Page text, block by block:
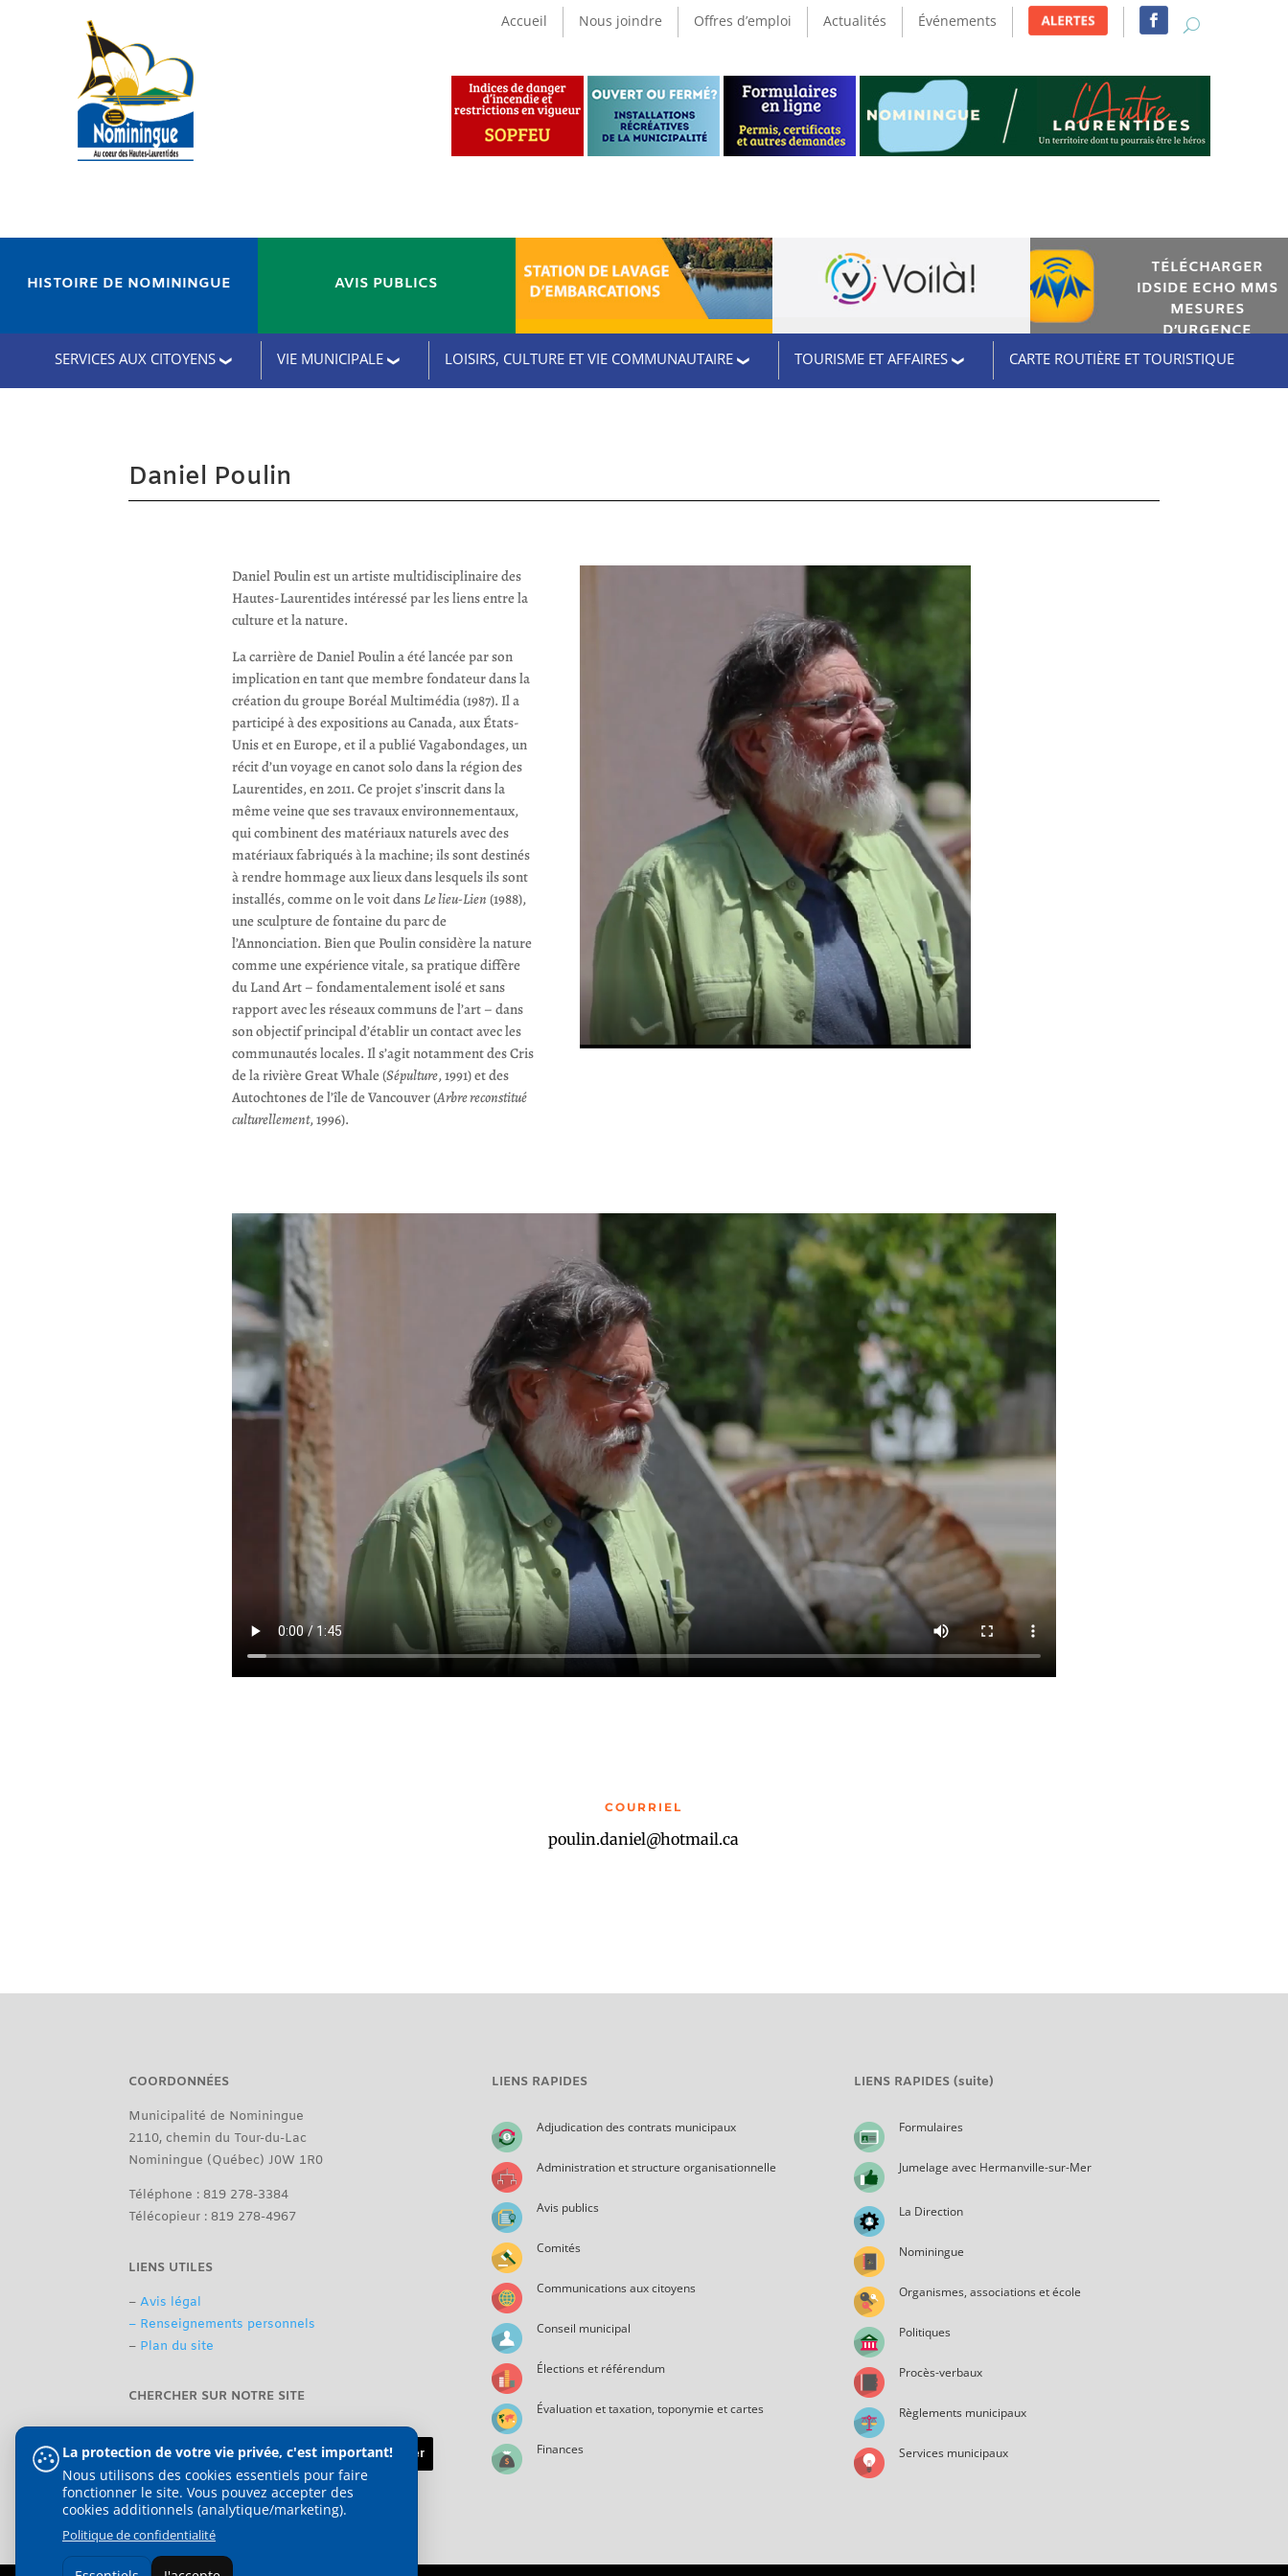
Accueil Nous joindre Offres d’emploi Actualités Événements
HISTOIRE DE NOMININGUE AVIS PUBLICS
TÉLÉCHARGER
IDSIDE ECHO MMS
MESURES
D’URGENCE
SERVICES AUX CITOYENS
VIE MUNICIPALE LOISIRS, CULTURE ET VIE COMMUNAUTAIRE TOURISME ET AFFAIRES CARTE ROUTIÈRE ET TOURISTIQUE
Daniel Poulin
Daniel Poulin est un artiste multidisciplinaire des
Hautes-Laurentides intéressé par les liens entre la
culture et la nature.
La carrière de Daniel Poulin a été lancée par son
implication en tant que membre fondateur dans la
création du groupe Boréal Multimédia (1987). Il a
participé à des expositions au Canada, aux États-
Unis et en Europe, et il a publié Vagabondages, un
récit d’un voyage en canot solo dans la région des
Laurentides, en 2011. Ce projet s’inscrit dans la
même veine que ses travaux environnementaux,
qui combinent des matériaux naturels avec des
matériaux fabriqués à la machine; ils sont destinés
à rendre hommage aux lieux dans lesquels ils sont
installés, comme on le voit dansLe lieu-Lien (1988),
une sculpture de fontaine du parc de
l’Annonciation. Bien que Poulin considère la nature
comme une expérience vitale, sa pratique diffère
du Land Art – fondamentalement isolé et sans
rapport avec les réseaux communs de l’art – dans
son objectif principal d’établir un contact avec les
communautés locales. Il s’agit notamment des Cris
de la rivière Great Whale (Sépulture, 1991) et des
Autochtones de l’île de Vancouver (Arbre reconstitué
culturellement, 1996).
COURRIEL
poulin.daniel@hotmail.ca
COORDONNÉES
Municipalité de Nominingue
2110, chemin du Tour-du-Lac
Nominingue (Québec) J0W 1R0
Téléphone : 819 278-3384
Télécopieur : 819 278-4967
LIENS UTILES
–Avis légal
– Renseignements personnels
– Plan du site
CHERCHER SUR NOTRE SITE
LIENS RAPIDES
Adjudication des contrats municipaux
Administration et structure organisationnelle
Avis publics
Comités
Communications aux citoyens
Conseil municipal
Élections et référendum
Évaluation et taxation, toponymie et cartes
Finances
LIENS RAPIDES (suite)
Formulaires
Jumelage avec Hermanville-sur-Mer
La Direction
Nominingue
Organismes, associations et école
Politiques
Procès-verbaux
Règlements municipaux
Services municipaux
La protection de votre vie privée, c'est important!
Nous utilisons des cookies essentiels pour faire
fonctionner le site. Vous pouvez accepter des
cookies additionnels (analytique/marketing).
Politique de confidentialité